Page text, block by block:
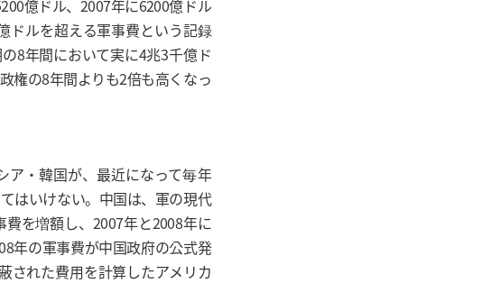
億ドル、2007年に6200億ドル
ドルを超える軍事費という記録
8年間において実に4兆3千億ド
権の8年間よりも2倍も高くなっ
ア・韓国が、最近になって毎年
はいけない。中国は、軍の現代
を増額し、2007年と2008年に
年の軍事費が中国政府の公式発
された費用を計算したアメリカ